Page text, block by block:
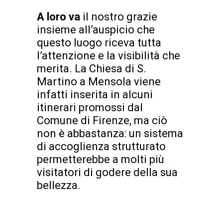
A loro va il nostro grazie
insieme all’auspicio che
questo luogo riceva tutta
l’attenzione e la visibilità che
merita. La Chiesa di S.
Martino a Mensola viene
infatti inserita in alcuni
itinerari promossi dal
Comune di Firenze, ma ciò
non è abbastanza: un sistema
di accoglienza strutturato
permetterebbe a molti più
visitatori di godere della sua
bellezza.